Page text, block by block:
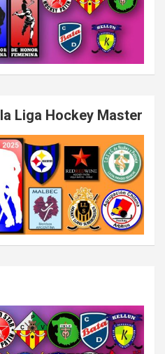
Liga Hockey Master